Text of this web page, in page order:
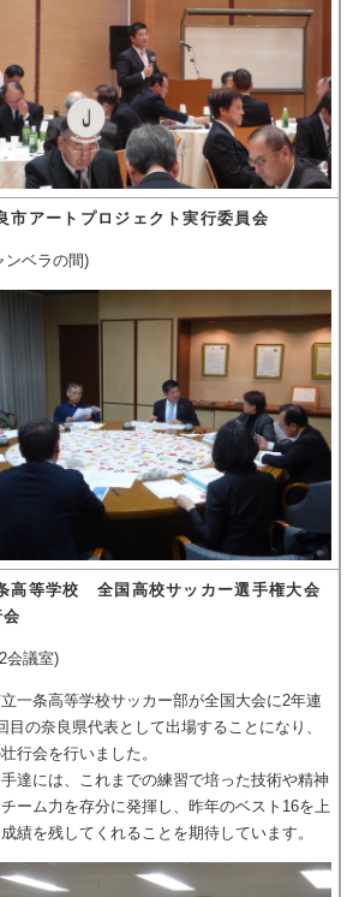
市アートプロジェクト実行委員会
ンベラの間)
高等学校 全国高校サッカー選手権大会
会議室)
一条高等学校サッカー部が全国大会に2年連
目の奈良県代表として出場することになり、
行会を行いました。
達には、これまでの練習で培った技術や精神
ーム力を存分に発揮し、昨年のベスト16を上
績を残してくれることを期待しています。